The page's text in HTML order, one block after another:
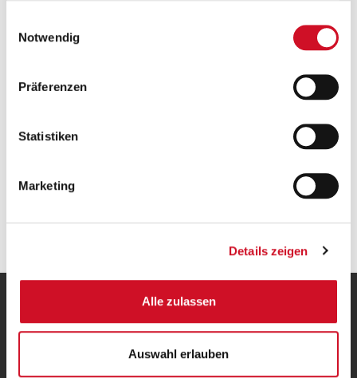
Notwendig
Präferenzen
Statistiken
Marketing
Details zeigen
Alle zulassen
Auswahl erlauben
Ab einem Bestellwert von 50 Euro wird deine
Stieglbrauerei
+43 50 1492-0